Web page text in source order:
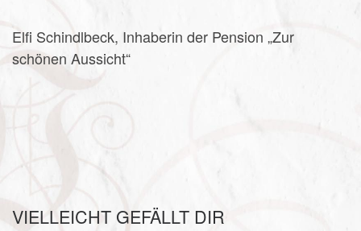
Elfi Schindlbeck, Inhaberin der Pension „Zur
schönen Aussicht“
VIELLEICHT GEFÄLLT DIR